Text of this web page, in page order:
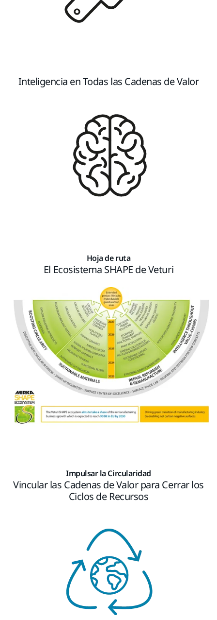
Inteligencia en Todas las Cadenas de Valor
Hoja de ruta
El Ecosistema SHAPE de Veturi
Impulsar la Circularidad
Vincular las Cadenas de Valor para Cerrar los
Ciclos de Recursos